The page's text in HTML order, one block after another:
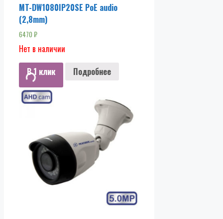
MT-DW1080IP20SE PoE audio
(2,8mm)
6470 ₽
Нет в наличии
В 1 клик
Подробнее